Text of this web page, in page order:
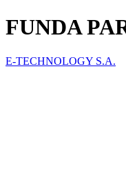
FUNDA
E-TECHNOLOGY S.A.